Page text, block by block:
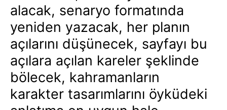
alacak, senaryo formatında
yeniden yazacak, her planın
açılarını düşünecek, sayfayı bu
açılara açılan kareler şeklinde
bölecek, kahramanların
karakter tasarımlarını öyküdeki